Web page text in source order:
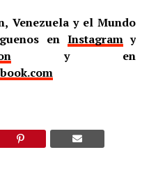
Venezuela y el Mundo
en Instagramy
y en